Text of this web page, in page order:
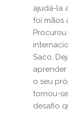
ajudá-la
foi mãos
Saco,
o seu
tornou-
desafio